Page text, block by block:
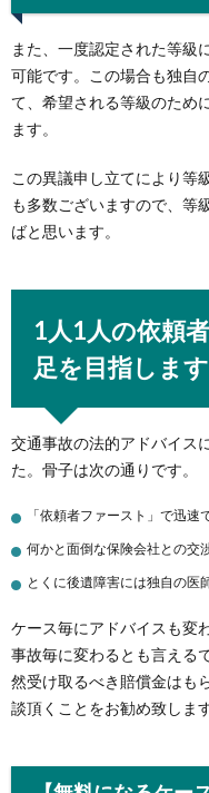
また、一度認定された等級
可能です。この場合も独自
て、希望される等級のため
ます。
この異議申し立てにより等
も多数ございますので、等
ばと思います。
1人1人の依頼
足を目指します
交通事故の法的アドバイス
た。骨子は次の通りです。
「依頼者ファースト」で迅
何かと面倒な保険会社との交
とくに後遺障害には独自の医
ケース毎にアドバイスも変
事故毎に変わるとも言える
然受け取るべき賠償金はも
談頂くことをお勧め致します